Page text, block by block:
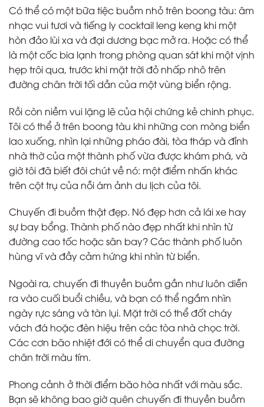
Có thể có một bữa tiệc buồm nhỏ trên boong tàu: âm
nhạc vui tươi và tiếng ly cocktail leng keng khi một
hòn đảo lùi xa và đại dương bạc mở ra. Hoặc có thể
là một cốc bia lạnh trong phòng quan sát khi một vịnh
hẹp trôi qua, trước khi mặt trời đỏ nhấp nhô trên
đường chân trời tối dần của một vùng biển rộng.
Rồi còn niềm vui lặng lẽ của hội chứng kẻ chinh phục.
Tôi có thể ở trên boong tàu khi những con mòng biển
lao xuống, nhìn lại những pháo đài, tòa tháp và đỉnh
nhà thờ của một thành phố vừa được khám phá, và
giờ tôi đã biết đôi chút về nó: một điểm nhấn khác
trên cột trụ của nỗi ám ảnh du lịch của tôi.
Chuyến đi buồm thật đẹp. Nó đẹp hơn cả lái xe hay
sự bay bổng. Thành phố nào đẹp nhất khi nhìn từ
đường cao tốc hoặc sân bay? Các thành phố luôn
hùng vĩ và đầy cảm hứng khi nhìn từ biển.
Ngoài ra, chuyến đi thuyền buồm gần như luôn diễn
ra vào cuối buổi chiều, và bạn có thể ngắm nhìn
ngày rực sáng và tàn lụi. Mặt trời có thể đốt cháy
vách đá hoặc đèn hiệu trên các tòa nhà chọc trời.
Các cơn bão nhiệt đới có thể di chuyển qua đường
chân trời màu tím.
Phong cảnh ở thời điểm bão hòa nhất với màu sắc.
Bạn sẽ không bao giờ quên chuyến đi thuyền buồm